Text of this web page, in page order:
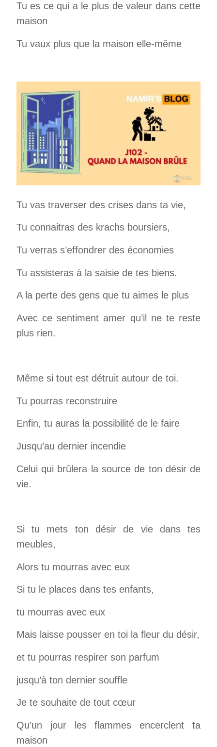
Tu es ce qui a le plus de valeur dans cette
maison
Tu vaux plus que la maison elle-même
Tu vas traverser des crises dans ta vie,
Tu connaitras des krachs boursiers,
Tu verras s’effondrer des économies
Tu assisteras à la saisie de tes biens.
A la perte des gens que tu aimes le plus
Avec ce sentiment amer qu’il ne te reste
plus rien.
Même si tout est détruit autour de toi.
Tu pourras reconstruire
Enfin, tu auras la possibilité de le faire
Jusqu’au dernier incendie
Celui qui brûlera la source de ton désir de
vie.
Si tu mets ton désir de vie dans tes
meubles,
Alors tu mourras avec eux
Si tu le places dans tes enfants,
tu mourras avec eux
Mais laisse pousser en toi la fleur du désir,
et tu pourras respirer son parfum
jusqu’à ton dernier souffle
Je te souhaite de tout cœur
Qu’un jour les flammes encerclent ta
maison